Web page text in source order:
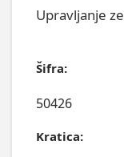
Upravljanje
Šifra:
50426
Kratica: